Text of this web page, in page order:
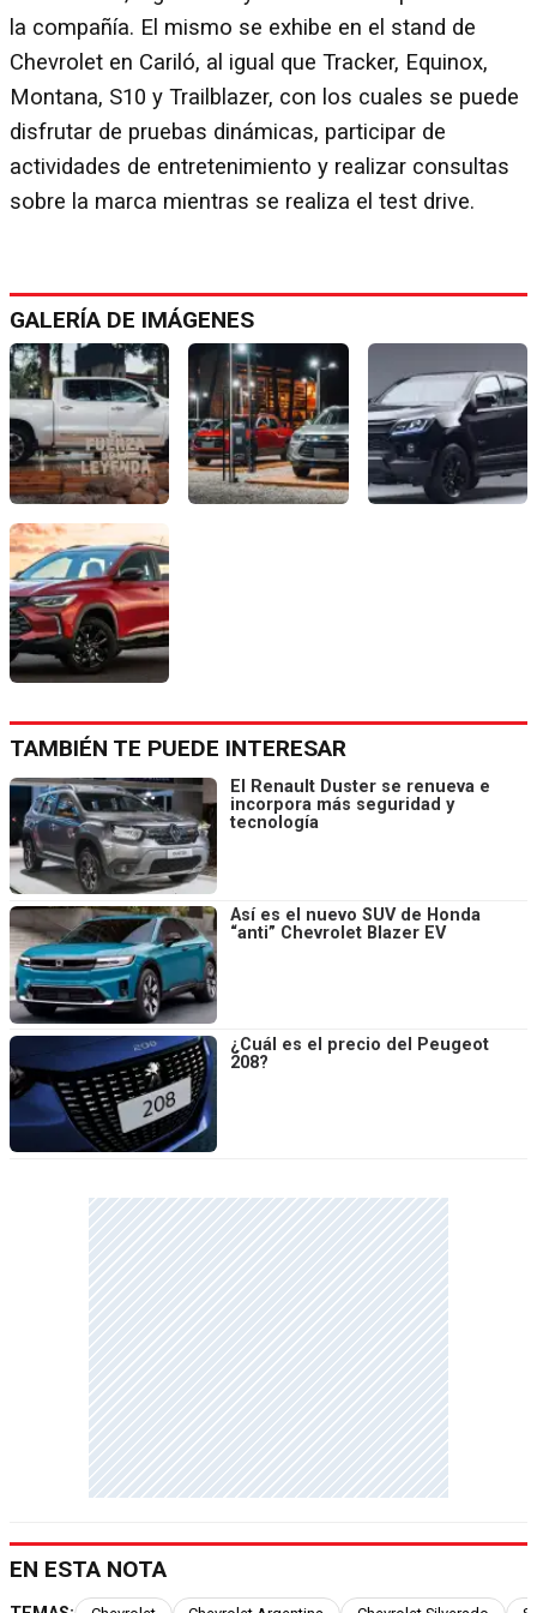
la compañía. El mismo se exhibe en el stand de
Chevrolet en Cariló, al igual que Tracker, Equinox,
Montana, S10 y Trailblazer, con los cuales se puede
disfrutar de pruebas dinámicas, participar de
actividades de entretenimiento y realizar consultas
sobre la marca mientras se realiza el test drive.
GALERÍA DE IMÁGENES
TAMBIÉN TE PUEDE INTERESAR
El Renault Duster se renueva e
incorpora más seguridad y
tecnología
Así es el nuevo SUV de Honda
“anti” Chevrolet Blazer EV
¿Cuál es el precio del Peugeot
208?
EN ESTA NOTA